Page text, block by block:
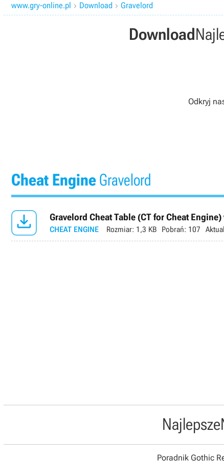
www.gry-online.pl  Download  Gravelord
Download
Odkryj
Cheat EngineGravelord
 Gravelord Cheat Table (CT for Cheat Engine)
CHEAT ENGINE Rozmiar: 1,3 KB Pobrań: 107
Najlepsze
Poradnik Gothic